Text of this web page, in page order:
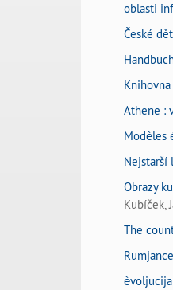
oblasti
České
Athene :
Modèles
Nejstarší
Obrazy
Kubíček,
The